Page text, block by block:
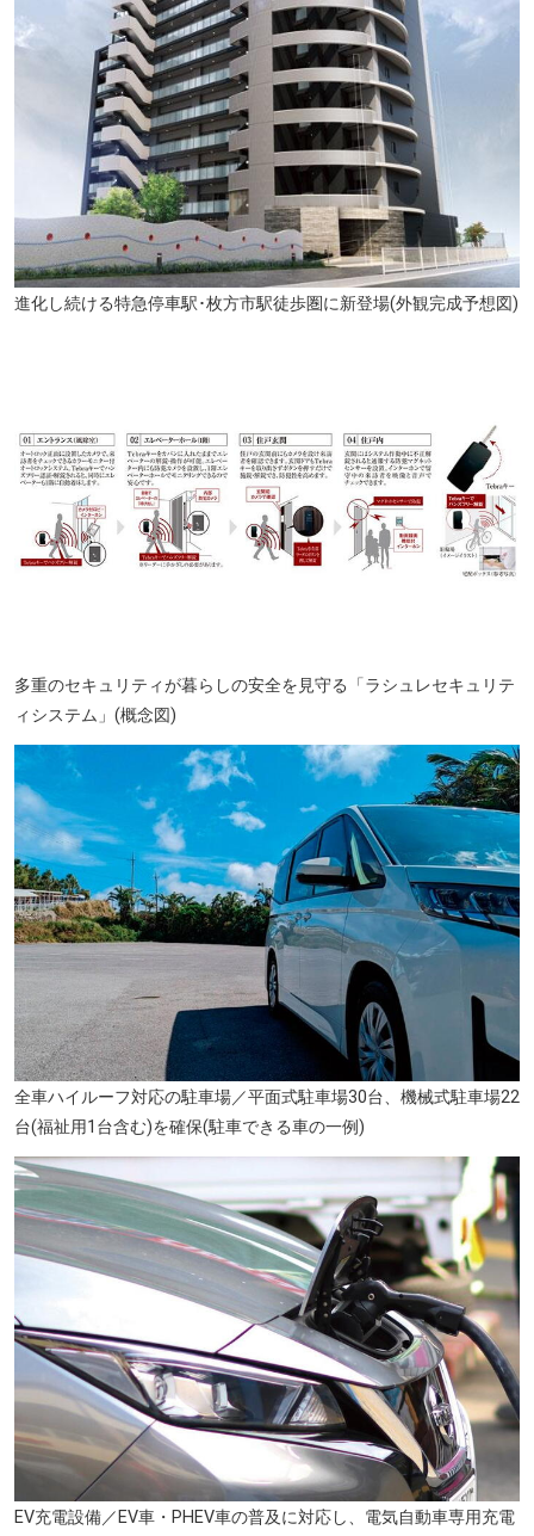
枚方市立磯島小学校(徒歩6分・約440m)
淀川河川公園(徒歩7分・約500m)
岡東中央公園(ニッペパーク)(徒歩13分・約990m)
関西医科大学附属病院(徒歩10分・約800m)
進化し続ける特急停車駅･枚方市駅徒歩圏に新登場(外観完成予想図)
多重のセキュリティが暮らしの安全を見守る「ラシュレセキュリテ
ィシステム」(概念図)
全車ハイルーフ対応の駐車場／平面式駐車場30台、機械式駐車場22
台(福祉用1台含む)を確保(駐車できる車の一例)
EV充電設備／EV車・PHEV車の普及に対応し、電気自動車専用充電